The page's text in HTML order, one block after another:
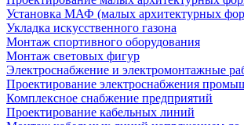
Установка МАФ (малых архитектурных
Укладка искусственного газона
Монтаж спортивного оборудования
Монтаж световых фигур
Электроснабжение и электромонтажные
Проектирование электроснабжения
Комплексное снабжение предприятий
Проектирование кабельных линий